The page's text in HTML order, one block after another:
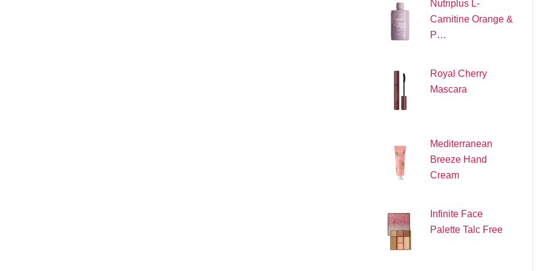
Nutriplus L-
Carnitine Orange &
P…
Royal Cherry
Mascara
Mediterranean
Breeze Hand
Cream
Infinite Face
Palette Talc Free